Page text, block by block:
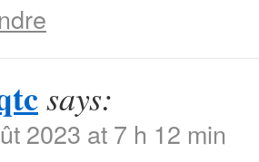
says:
2023 at 7 h 12 min